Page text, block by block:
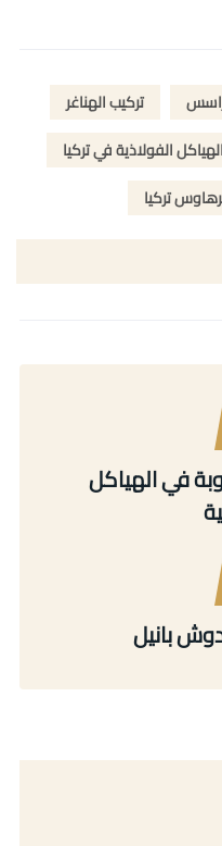
تركيب الهناغر
الفولاذية في تركيا
تركيا
في الهياكل